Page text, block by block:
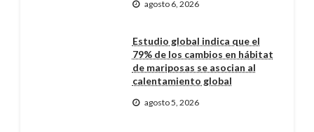
agosto 6, 2026
Estudio global indica que el
79% de los cambios en hábitat
de mariposas se asocian al
calentamiento global
agosto 5, 2026